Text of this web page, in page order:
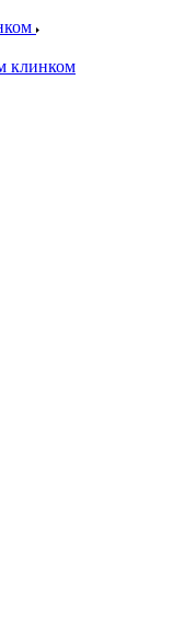
клинком